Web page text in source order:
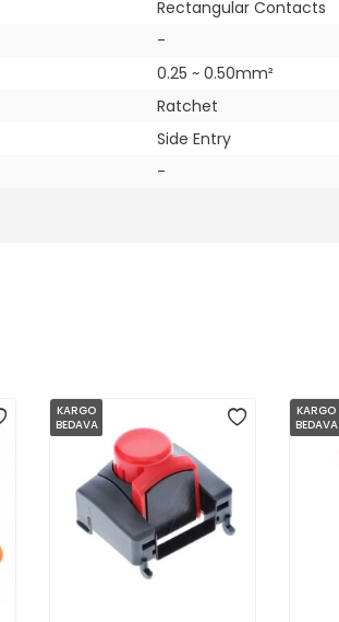
Rectangular Contacts
-
0.25 ~ 0.50mm²
Ratchet
Side Entry
-
KARGO
BEDAVA
KARGO
BEDAVA